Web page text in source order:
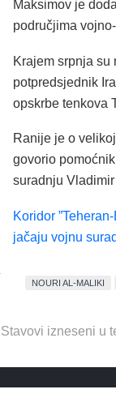
Maksimov je
područjima
Krajem srpnja su
potpredsjednik
opskrbe tenkova
Ranije je o
govorio
suradnju
Koridor
jačaju vojnu
NOURI AL-MALIKI
Stavovi izneseni u